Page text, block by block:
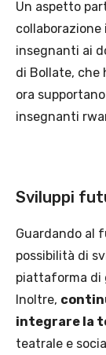
Un aspetto
collaborazione
insegnanti ai
di Bollate, che
ora
insegnanti
Sviluppi
Guardando al
possibilità di
piattaforma di
Inoltre,
integrare la
teatrale e